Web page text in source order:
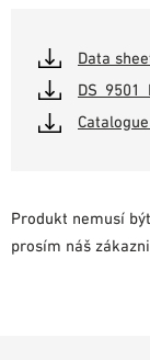
Data
Produkt nemusí
prosím náš